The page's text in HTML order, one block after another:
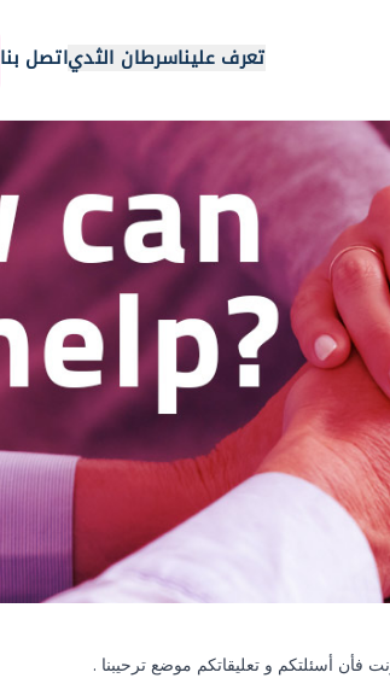
تعرف عليناسرطان الثدياتصل بنا